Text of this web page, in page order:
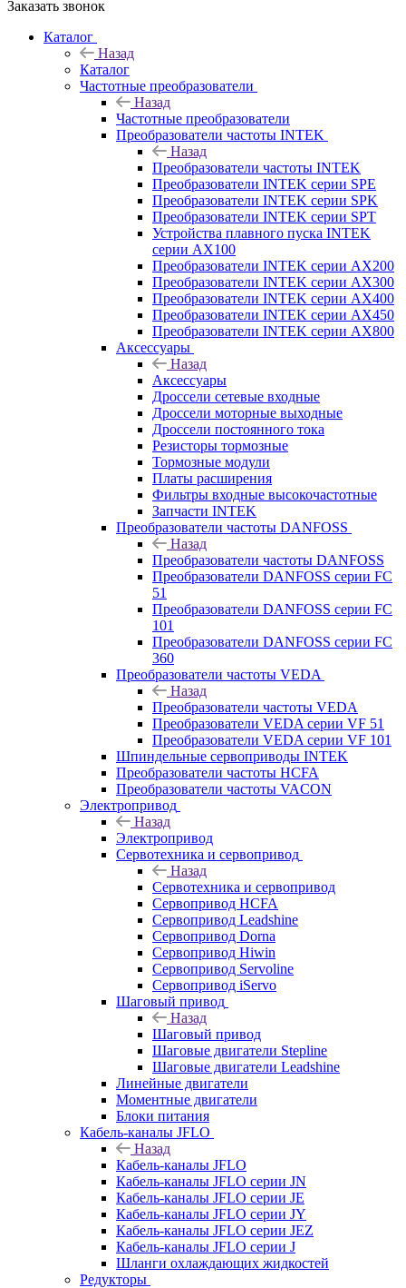
Заказать звонок
Каталог
Назад
Каталог
Частотные преобразователи
Назад
Частотные преобразователи
Преобразователи частоты INTEK
Назад
Преобразователи частоты INTEK
Преобразователи INTEK серии SPE
Преобразователи INTEK серии SPK
Преобразователи INTEK серии SPT
Устройства плавного пуска INTEK
серии AX100
Преобразователи INTEK серии AX200
Преобразователи INTEK серии AX300
Преобразователи INTEK серии AX400
Преобразователи INTEK серии AX450
Преобразователи INTEK серии AX800
Аксессуары
Назад
Аксессуары
Дроссели сетевые входные
Дроссели моторные выходные
Дроссели постоянного тока
Резисторы тормозные
Тормозные модули
Платы расширения
Фильтры входные высокочастотные
Запчасти INTEK
Преобразователи частоты DANFOSS
Назад
Преобразователи частоты DANFOSS
Преобразователи DANFOSS серии FC
51
Преобразователи DANFOSS серии FC
101
Преобразователи DANFOSS серии FC
360
Преобразователи частоты VEDA
Назад
Преобразователи частоты VEDA
Преобразователи VEDA серии VF 51
Преобразователи VEDA серии VF 101
Шпиндельные сервоприводы INTEK
Преобразователи частоты HCFA
Преобразователи частоты VACON
Электропривод
Назад
Электропривод
Сервотехника и сервопривод
Назад
Сервотехника и сервопривод
Сервопривод HCFA
Сервопривод Leadshine
Сервопривод Dorna
Сервопривод Hiwin
Сервопривод Servoline
Сервопривод iServo
Шаговый привод
Назад
Шаговый привод
Шаговые двигатели Stepline
Шаговые двигатели Leadshine
Линейные двигатели
Моментные двигатели
Блоки питания
Кабель-каналы JFLO
Назад
Кабель-каналы JFLO
Кабель-каналы JFLO серии JN
Кабель-каналы JFLO серии JE
Кабель-каналы JFLO серии JY
Кабель-каналы JFLO серии JEZ
Кабель-каналы JFLO серии J
Шланги охлаждающих жидкостей
Редукторы